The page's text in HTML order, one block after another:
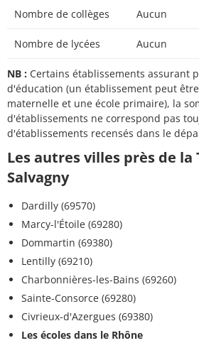
Nombre de collèges Aucun
Nombre de lycées Aucun
NB : Certains établissements assurant
d'éducation (un établissement peut
maternelle et une école primaire), la
d'établissements ne correspond pas
d'établissements recensés dans le
Les autres villes près de la
Salvagny
Dardilly (69570)
Marcy-l'Étoile (69280)
Dommartin (69380)
Lentilly (69210)
Charbonnières-les-Bains (69260)
Sainte-Consorce (69280)
Civrieux-d'Azergues (69380)
Les écoles dans le Rhône